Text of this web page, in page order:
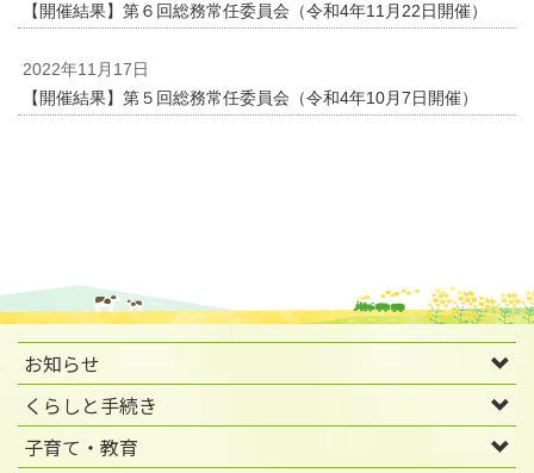
【開催結果】第６回総務常任委員会（令和4年11月22日開催）
2022年11月17日
【開催結果】第５回総務常任委員会（令和4年10月7日開催）
お知らせ
くらしと手続き
子育て・教育